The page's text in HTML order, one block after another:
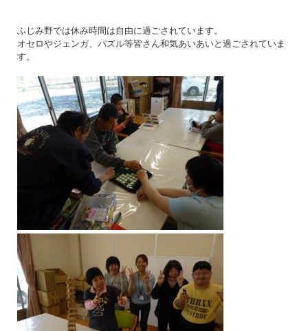
ふじみ野では休み時間は自由に過ごされています。
オセロやジェンガ、パズル等皆さん和気あいあいと過ごされていま
す。